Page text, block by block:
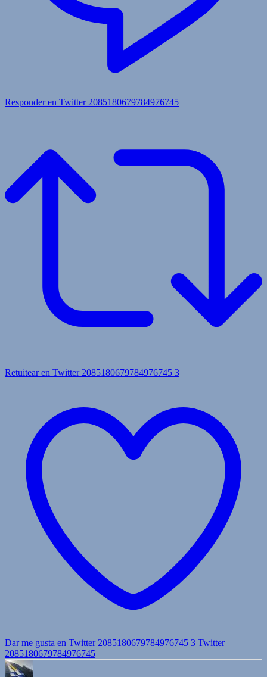
Responder en Twitter 2085180679784976745
Retuitear en Twitter 2085180679784976745 3
Dar me gusta en Twitter 2085180679784976745 3 Twitter
2085180679784976745